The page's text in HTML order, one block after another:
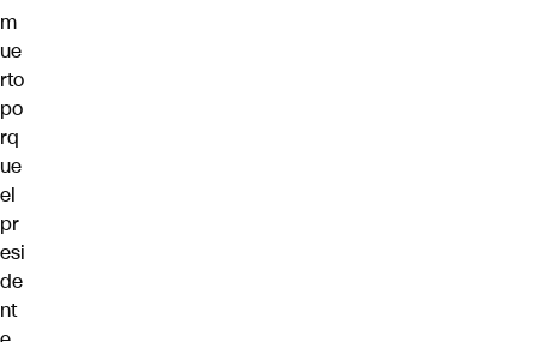
m
ue
rto
po
rq
ue
el
pr
esi
de
nt